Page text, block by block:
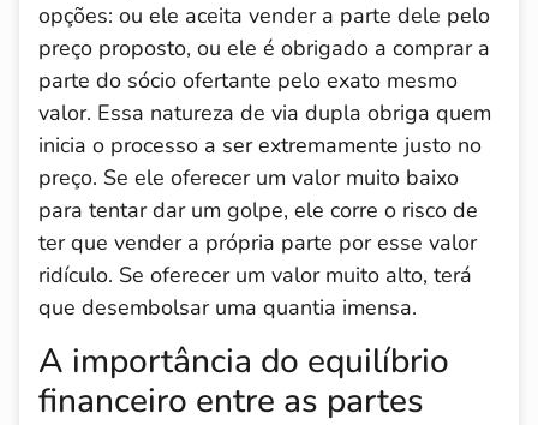
opções: ou ele aceita vender a parte dele pelo
preço proposto, ou ele é obrigado a comprar a
parte do sócio ofertante pelo exato mesmo
valor. Essa natureza de via dupla obriga quem
inicia o processo a ser extremamente justo no
preço. Se ele oferecer um valor muito baixo
para tentar dar um golpe, ele corre o risco de
ter que vender a própria parte por esse valor
ridículo. Se oferecer um valor muito alto, terá
que desembolsar uma quantia imensa.
A importância do equilíbrio
financeiro entre as partes